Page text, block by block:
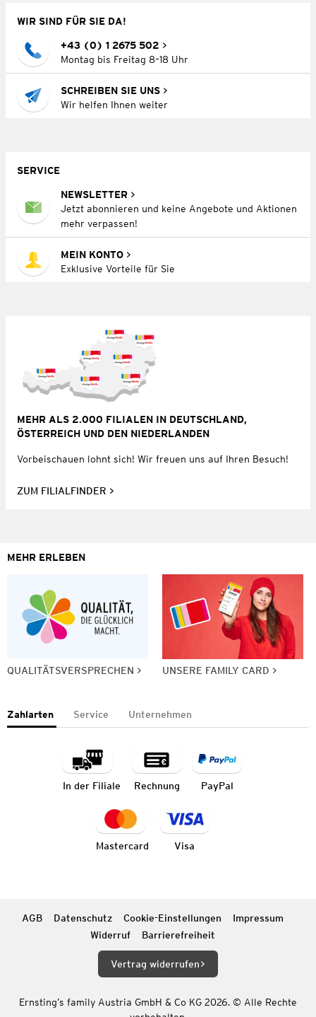
WIR SIND FÜR SIE DA!
+43 (0) 1 2675 502
Montag bis Freitag 8–18 Uhr
SCHREIBEN SIE UNS
Wir helfen Ihnen weiter
SERVICE
NEWSLETTER
Jetzt abonnieren und keine Angebote und Aktionen
mehr verpassen!
MEIN KONTO
Exklusive Vorteile für Sie
MEHR ALS 2.000 FILIALEN IN DEUTSCHLAND,
ÖSTERREICH UND DEN NIEDERLANDEN
Vorbeischauen lohnt sich! Wir freuen uns auf Ihren Besuch!
ZUM FILIALFINDER
MEHR ERLEBEN
QUALITÄTSVERSPRECHEN UNSERE FAMILY CARD
Zahlarten Service Unternehmen
In der Filiale Rechnung PayPal
Mastercard Visa
AGB Datenschutz Cookie-Einstellungen
Impressum
Widerruf
Barrierefreiheit
Vertrag widerrufen
Ernsting’s family Austria GmbH & Co KG 2026. © Alle Rechte